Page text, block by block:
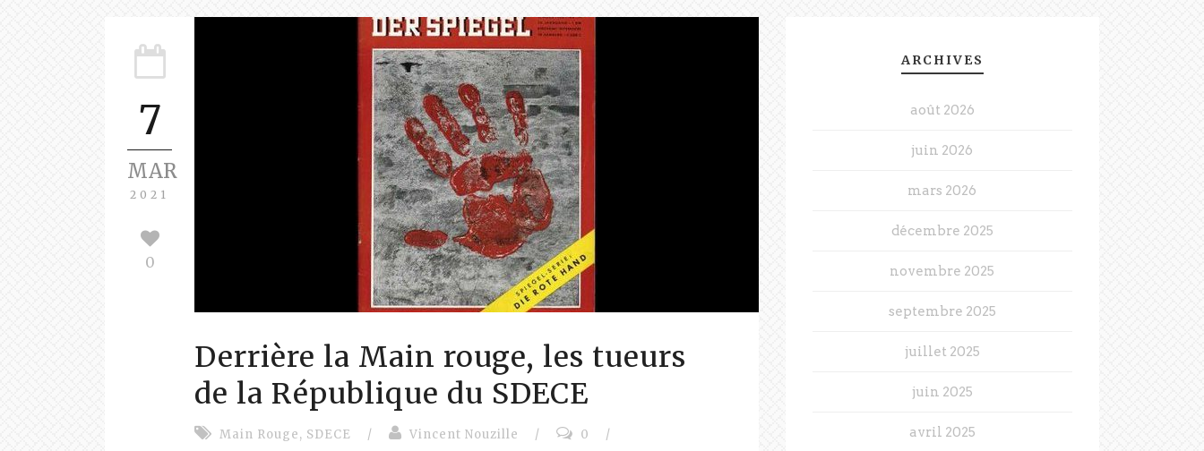
7
MAR
2021
0
Derrière la Main rouge, les tueurs
de la République du SDECE
Main Rouge, SDECE / Vincent Nouzille / 0
/
ARCHIVES
août 2026
juin 2026
mars 2026
décembre 2025
novembre 2025
septembre 2025
juillet 2025
juin 2025
avril 2025